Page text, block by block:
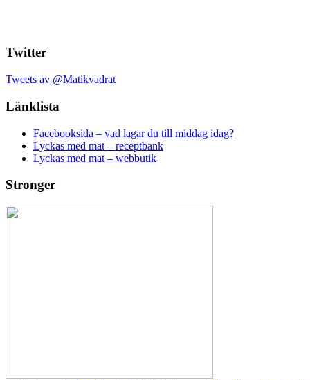
Twitter
Tweets av @Matikvadrat
Länklista
Facebooksida – vad lagar du till middag idag?
Lyckas med mat – receptbank
Lyckas med mat – webbutik
Stronger